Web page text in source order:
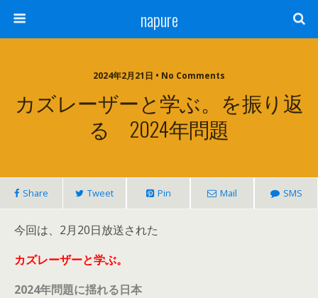
napure
2024年2月21日 • No Comments
カズレーザーと学ぶ。を振り返
る 2024年問題
Share Tweet Pin Mail SMS
今回は、2月20日放送された
カズレーザーと学ぶ。
2024年問題に揺れる日本